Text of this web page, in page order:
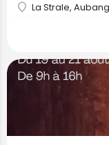
La Strale,